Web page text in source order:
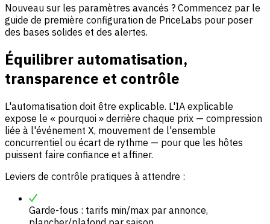
Nouveau sur les paramètres avancés ? Commencez par le
guide de première configuration de PriceLabs pour poser
des bases solides et des alertes.
Équilibrer automatisation,
transparence et contrôle
L'automatisation doit être explicable. L'IA explicable
expose le « pourquoi » derrière chaque prix — compression
liée à l'événement X, mouvement de l'ensemble
concurrentiel ou écart de rythme — pour que les hôtes
puissent faire confiance et affiner.
Leviers de contrôle pratiques à attendre :
Garde-fous : tarifs min/max par annonce,